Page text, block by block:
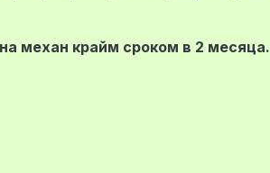
механ крайм сроком в 2 месяца.